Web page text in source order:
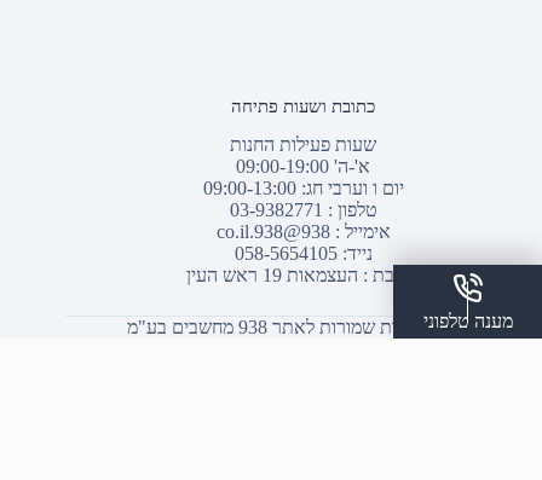
כתובת ושעות פתיחה
שעות פעילות החנות
א'-ה' 09:00-19:00
יום ו וערבי חג: 09:00-13:00
טלפון : 03-9382771
אימייל :938@938.co.il
נייד: 058-5654105
כתובת : העצמאות 19 ראש העין
© כל הזכויות שמורות לאתר 938 מחשבים בע"מ
מענה טלפוני